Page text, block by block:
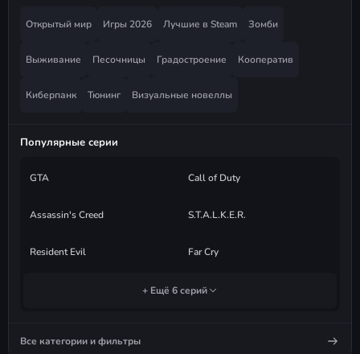
Открытый мир Игры 2026 Лучшие в Steam Зомби
Выживание Песочницы Градостроение Кооператив
Киберпанк Тюнинг Визуальные новеллы
Популярные серии
GTA Call of Duty
Assassin's Creed S.T.A.L.K.E.R.
Resident Evil Far Cry
+ Ещё 6 серий
Все категории и фильтры